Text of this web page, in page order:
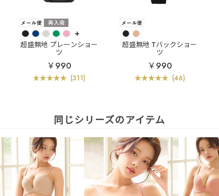
+
超盛無地 プレーンショー
ツ
￥990
(311)
超盛無地 Tバックショー
ツ
￥990
(46)
同じシリーズのアイテム